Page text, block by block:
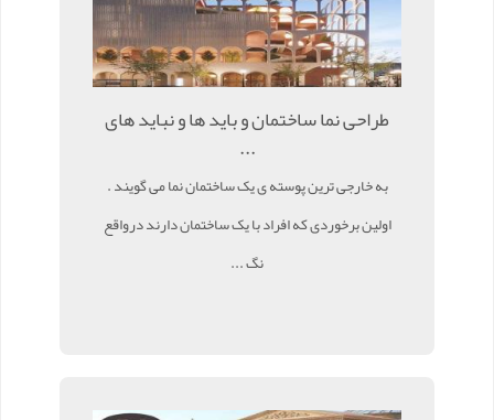
طراحی نما ساختمان و باید ها و نباید های
...
به خارجی ترین پوسته ی یک ساختمان نما می گویند .
اولین برخوردی که افراد با یک ساختمان دارند درواقع
نگ ...